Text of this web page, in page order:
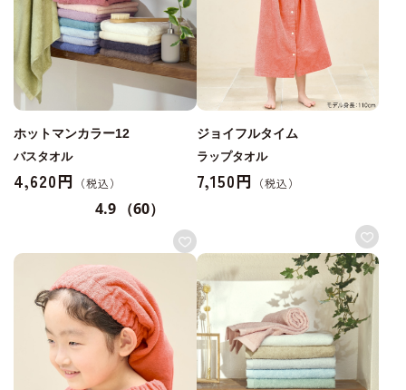
ホットマンカラー12
バスタオル
4,620円
4.9 （60）
ジョイフルタイム
ラップタオル
7,150円